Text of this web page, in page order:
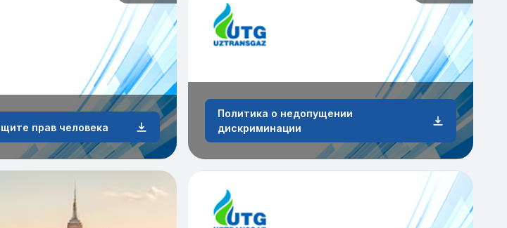
прав человека
Политика о недопущении
дискриминации